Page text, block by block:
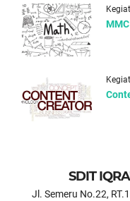
MMC
SDIT
Jl. Semeru No.22,